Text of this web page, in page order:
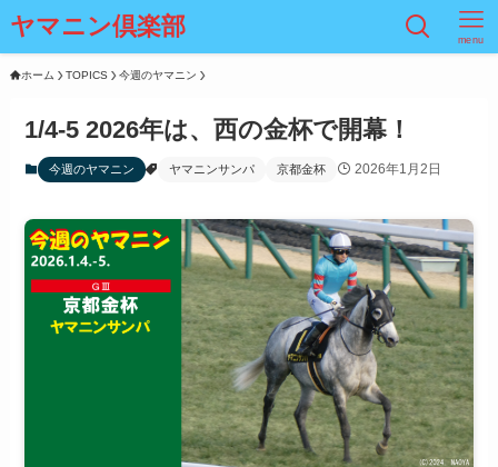
ヤマニン倶楽部 menu
ホーム TOPICS 今週のヤマニン
1/4-5 2026年は、西の金杯で開幕！
今週のヤマニン ヤマニンサンパ 京都金杯 2026年1月2日